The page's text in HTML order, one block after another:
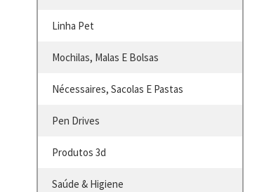
Linha Pet
Mochilas, Malas E Bolsas
Nécessaires, Sacolas E Pastas
Pen Drives
Produtos 3d
Saúde & Higiene